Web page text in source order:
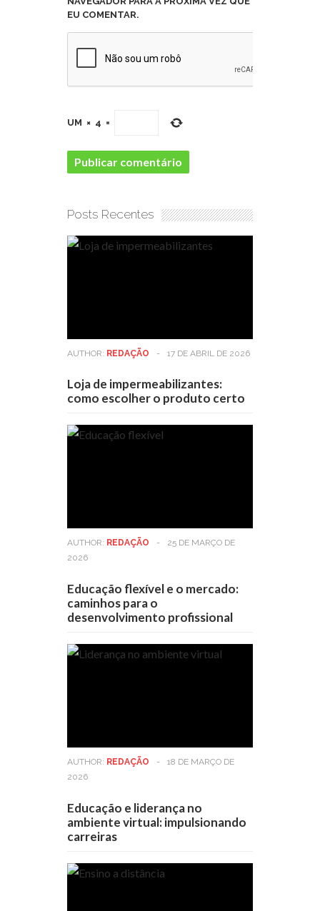
EU COMENTAR.
UM × 4 =
Posts Recentes
AUTHOR: REDAÇÃO - 17 DE ABRIL DE 2026
Loja de impermeabilizantes:
como escolher o produto certo
AUTHOR: REDAÇÃO -
25 DE MARÇO DE
2026
Educação flexível e o mercado:
caminhos para o
desenvolvimento profissional
AUTHOR: REDAÇÃO -
18 DE MARÇO DE
2026
Educação e liderança no
ambiente virtual: impulsionando
carreiras